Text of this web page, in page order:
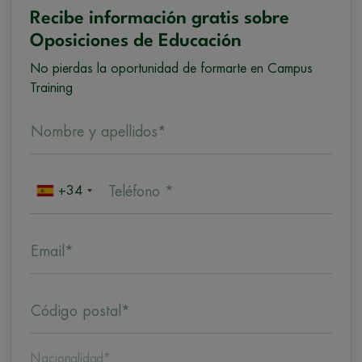
Recibe información gratis sobre
Oposiciones de Educación
No pierdas la oportunidad de formarte en Campus
Training
Nombre y apellidos*
+34 Teléfono *
Email*
Código postal*
Nacionalidad*